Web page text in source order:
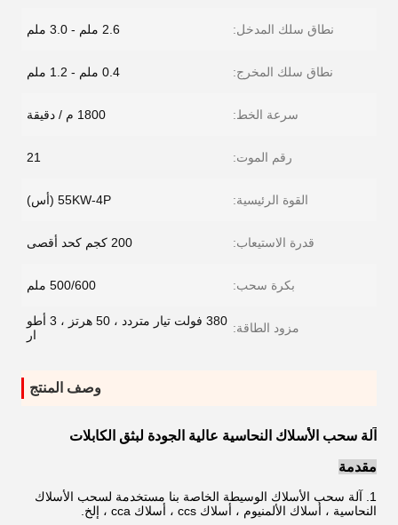
نطاق سلك المدخل: 2.6 ملم - 3.0 ملم
نطاق سلك المخرج: 0.4 ملم - 1.2 ملم
سرعة الخط: 1800 م / دقيقة
رقم الموت: 21
القوة الرئيسية: 55KW-4P (أس)
قدرة الاستيعاب: 200 كجم كحد أقصى
بكرة سحب: 500/600 ملم
مزود الطاقة:
380 فولت تيار متردد ، 50 هرتز ، 3 أطو
ار
وصف المنتج
آلة سحب الأسلاك النحاسية عالية الجودة لبثق الكابلات
مقدمة
1. آلة سحب الأسلاك الوسيطة الخاصة بنا مستخدمة لسحب الأسلاك
النحاسية ، أسلاك الألمنيوم ، أسلاك ccs ، أسلاك cca ، إلخ.